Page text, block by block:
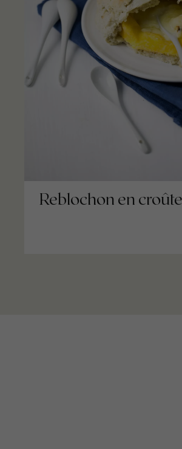
Reblochon en